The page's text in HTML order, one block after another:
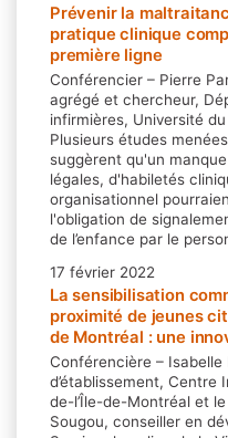
Prévenir la
pratique clinique
première ligne
Conférencier – Pierre
agrégé et chercheur,
infirmières, Université
Plusieurs études
suggèrent qu'un
légales, d'habiletés
organisationnel
l'obligation de
de l’enfance par le
17 février 2022
La sensibilisation
proximité de jeunes
de Montréal : une
Conférencière –
d’établissement, Centre
de-l’Île-de-Montréal et
Sougou, conseiller en